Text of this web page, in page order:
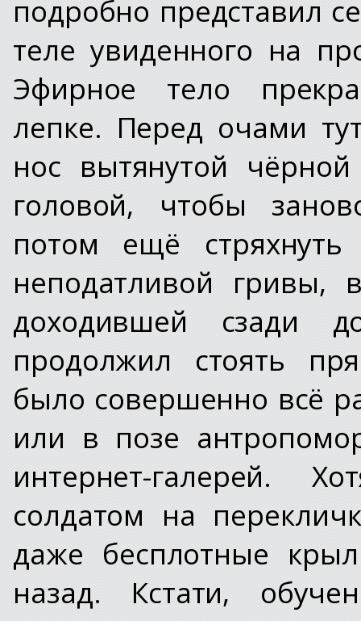
подробно представил
теле увиденного на
Эфирное тело
лепке. Перед очами
нос вытянутой
головой, чтобы
потом ещё
неподатливой гривы,
доходившей сзади
продолжил стоять
было совершенно всё
или в позе
интернет-галерей.
солдатом на
даже бесплотные
назад. Кстати,